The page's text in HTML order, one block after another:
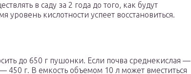
в саду за 2 года до того, как будут
уровень кислотности успеет восстановиться.
до 650 г пушонки. Если почва среднекислая —
450 г. В емкость объемом 10 л может вместиться